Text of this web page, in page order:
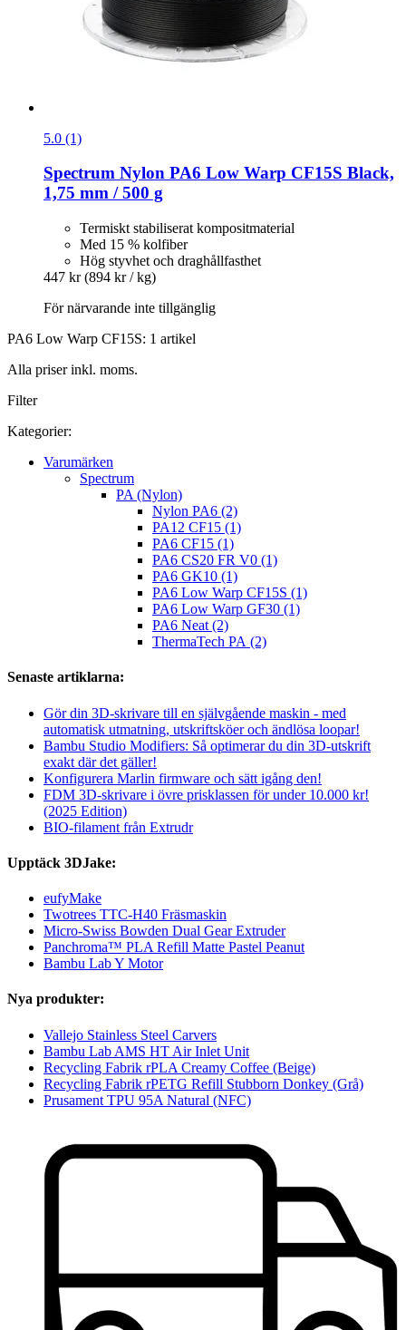
5.0 (1)
Spectrum Nylon PA6 Low Warp CF15S Black,
1,75 mm / 500 g
Termiskt stabiliserat kompositmaterial
Med 15 % kolfiber
Hög styvhet och draghållfasthet
447 kr (894 kr / kg)
För närvarande inte tillgänglig
PA6 Low Warp CF15S: 1 artikel
Alla priser inkl. moms.
Filter
Kategorier:
Varumärken
Spectrum
PA (Nylon)
Nylon PA6 (2)
PA12 CF15 (1)
PA6 CF15 (1)
PA6 CS20 FR V0 (1)
PA6 GK10 (1)
PA6 Low Warp CF15S (1)
PA6 Low Warp GF30 (1)
PA6 Neat (2)
ThermaTech PA (2)
Senaste artiklarna:
Gör din 3D-skrivare till en självgående maskin - med
automatisk utmatning, utskriftsköer och ändlösa loopar!
Bambu Studio Modifiers: Så optimerar du din 3D-utskrift
exakt där det gäller!
Konfigurera Marlin firmware och sätt igång den!
FDM 3D-skrivare i övre prisklassen för under 10.000 kr!
(2025 Edition)
BIO-filament från Extrudr
Upptäck 3DJake:
eufyMake
Twotrees TTC-H40 Fräsmaskin
Micro-Swiss Bowden Dual Gear Extruder
Panchroma™ PLA Refill Matte Pastel Peanut
Bambu Lab Y Motor
Nya produkter:
Vallejo Stainless Steel Carvers
Bambu Lab AMS HT Air Inlet Unit
Recycling Fabrik rPLA Creamy Coffee (Beige)
Recycling Fabrik rPETG Refill Stubborn Donkey (Grå)
Prusament TPU 95A Natural (NFC)